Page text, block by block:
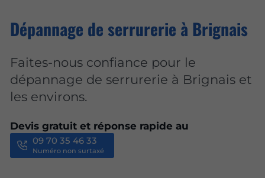
Dépannage de serrurerie à Brignais
Faites-nous confiance pour le
dépannage de serrurerie à Brignais et
les environs.
Devis gratuit et réponse rapide au
09 70 35 46 33
Numéro non surtaxé